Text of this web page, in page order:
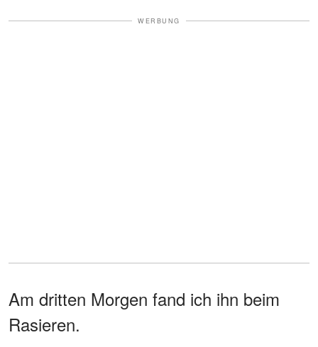
WERBUNG
Am dritten Morgen fand ich ihn beim
Rasieren.